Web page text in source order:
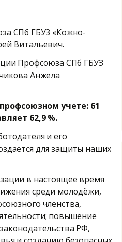
СПб ГБУЗ «Кожно-
Витальевич.
Профсоюза СПб ГБУЗ
Анжела
учете: 61
62,9 %.
и его
для защиты наших
в настоящее время
среди молодёжи,
членства,
повышение
РФ,